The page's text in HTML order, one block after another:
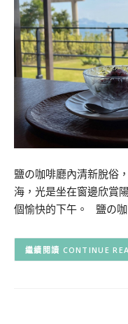
鹽の咖啡廳內清新脫俗
海，光是坐在窗邊欣賞
個愉快的下午。 鹽の
CONTINUE